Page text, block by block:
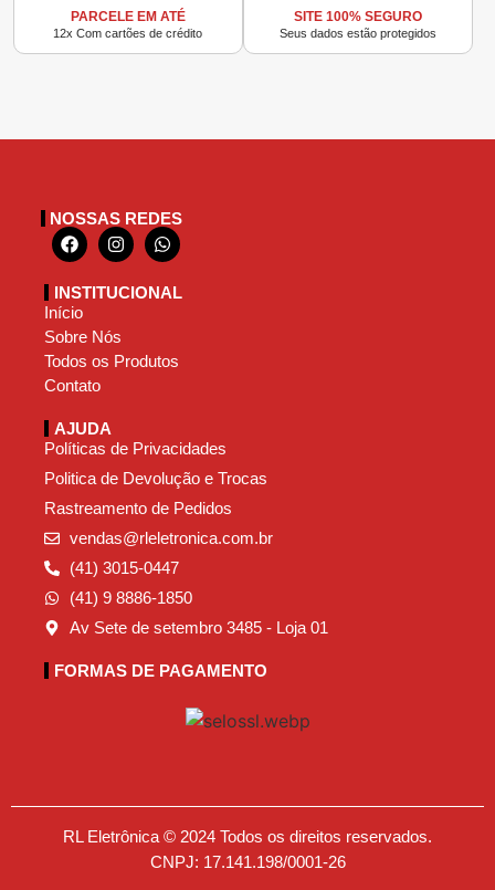
PARCELE EM ATÉ
12x Com cartões de crédito
SITE 100% SEGURO
Seus dados estão protegidos
NOSSAS REDES
INSTITUCIONAL
Início
Sobre Nós
Todos os Produtos
Contato
AJUDA
Políticas de Privacidades
Politica de Devolução e Trocas
Rastreamento de Pedidos
vendas@rleletronica.com.br
(41) 3015-0447
(41) 9 8886-1850
Av Sete de setembro 3485 - Loja 01
FORMAS DE PAGAMENTO
RL Eletrônica © 2024 Todos os direitos reservados.
CNPJ: 17.141.198/0001-26